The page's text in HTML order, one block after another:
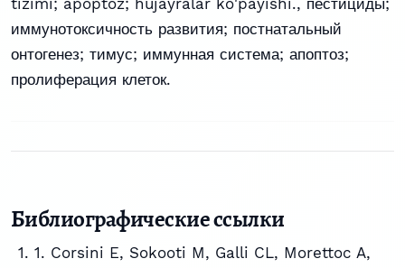
tizimi; apoptoz; hujayralar ko'payishi., пестициды;
иммунотоксичность развития; постнатальный
онтогенез; тимус; иммунная система; апоптоз;
пролиферация клеток.
Библиографические ссылки
1. Corsini E, Sokooti M, Galli CL, Morettoc A,